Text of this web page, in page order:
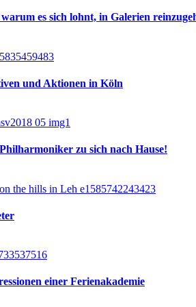
es sich lohnt, in Galerien
und Aktionen in Köln
zu sich nach Hause!
einer Ferienakademie